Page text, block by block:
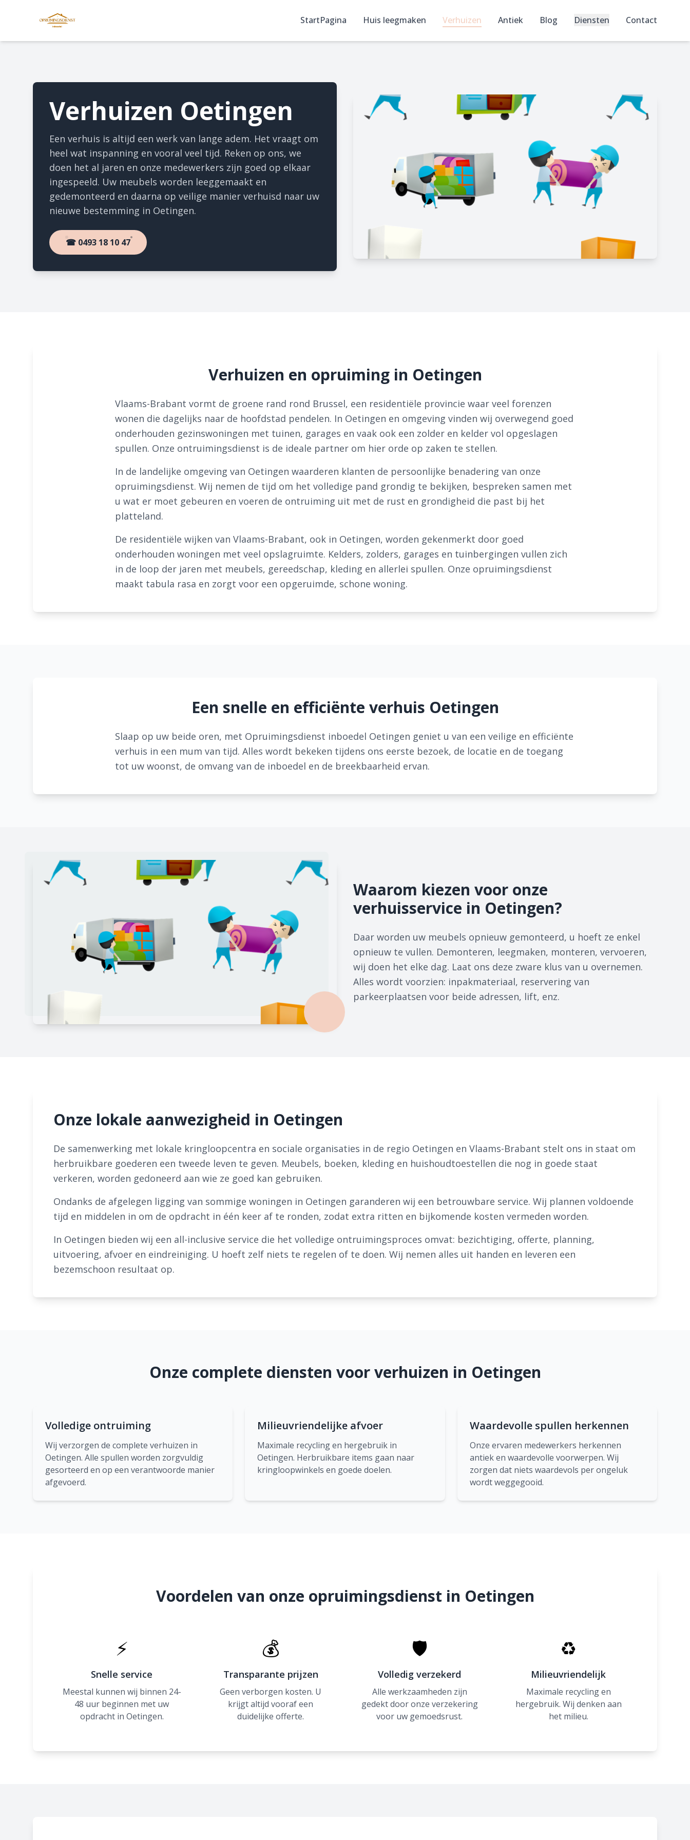
StartPagina Huis leegmaken Verhuizen Antiek Blog Diensten Contact
Verhuizen Oetingen
Een verhuis is altijd een werk van lange adem. Het vraagt om
heel wat inspanning en vooral veel tijd. Reken op ons, we
doen het al jaren en onze medewerkers zijn goed op elkaar
ingespeeld. Uw meubels worden leeggemaakt en
gedemonteerd en daarna op veilige manier verhuisd naar uw
nieuwe bestemming in Oetingen.
☎ 0493 18 10 47
Verhuizen en opruiming in Oetingen
Vlaams-Brabant vormt de groene rand rond Brussel, een residentiële provincie waar veel forenzen
wonen die dagelijks naar de hoofdstad pendelen. In Oetingen en omgeving vinden wij overwegend goed
onderhouden gezinswoningen met tuinen, garages en vaak ook een zolder en kelder vol opgeslagen
spullen. Onze ontruimingsdienst is de ideale partner om hier orde op zaken te stellen.
In de landelijke omgeving van Oetingen waarderen klanten de persoonlijke benadering van onze
opruimingsdienst. Wij nemen de tijd om het volledige pand grondig te bekijken, bespreken samen met
u wat er moet gebeuren en voeren de ontruiming uit met de rust en grondigheid die past bij het
platteland.
De residentiële wijken van Vlaams-Brabant, ook in Oetingen, worden gekenmerkt door goed
onderhouden woningen met veel opslagruimte. Kelders, zolders, garages en tuinbergingen vullen zich
in de loop der jaren met meubels, gereedschap, kleding en allerlei spullen. Onze opruimingsdienst
maakt tabula rasa en zorgt voor een opgeruimde, schone woning.
Een snelle en efficiënte verhuis Oetingen
Slaap op uw beide oren, met Opruimingsdienst inboedel Oetingen geniet u van een veilige en efficiënte
verhuis in een mum van tijd. Alles wordt bekeken tijdens ons eerste bezoek, de locatie en de toegang
tot uw woonst, de omvang van de inboedel en de breekbaarheid ervan.
Waarom kiezen voor onze
verhuisservice in Oetingen?
Daar worden uw meubels opnieuw gemonteerd, u hoeft ze enkel
opnieuw te vullen. Demonteren, leegmaken, monteren, vervoeren,
wij doen het elke dag. Laat ons deze zware klus van u overnemen.
Alles wordt voorzien: inpakmateriaal, reservering van
parkeerplaatsen voor beide adressen, lift, enz.
Onze lokale aanwezigheid in Oetingen
De samenwerking met lokale kringloopcentra en sociale organisaties in de regio Oetingen en Vlaams-Brabant stelt ons in staat om
herbruikbare goederen een tweede leven te geven. Meubels, boeken, kleding en huishoudtoestellen die nog in goede staat
verkeren, worden gedoneerd aan wie ze goed kan gebruiken.
Ondanks de afgelegen ligging van sommige woningen in Oetingen garanderen wij een betrouwbare service. Wij plannen voldoende
tijd en middelen in om de opdracht in één keer af te ronden, zodat extra ritten en bijkomende kosten vermeden worden.
In Oetingen bieden wij een all-inclusive service die het volledige ontruimingsproces omvat: bezichtiging, offerte, planning,
uitvoering, afvoer en eindreiniging. U hoeft zelf niets te regelen of te doen. Wij nemen alles uit handen en leveren een
bezemschoon resultaat op.
Onze complete diensten voor verhuizen in Oetingen
Volledige ontruiming
Wij verzorgen de complete verhuizen in
Oetingen. Alle spullen worden zorgvuldig
gesorteerd en op een verantwoorde manier
afgevoerd.
Milieuvriendelijke afvoer
Maximale recycling en hergebruik in
Oetingen. Herbruikbare items gaan naar
kringloopwinkels en goede doelen.
Waardevolle spullen herkennen
Onze ervaren medewerkers herkennen
antiek en waardevolle voorwerpen. Wij
zorgen dat niets waardevols per ongeluk
wordt weggegooid.
Voordelen van onze opruimingsdienst in Oetingen
⚡
Snelle service
Meestal kunnen wij binnen 24-
48 uur beginnen met uw
opdracht in Oetingen.
💰
Transparante prijzen
Geen verborgen kosten. U
krijgt altijd vooraf een
duidelijke offerte.
🛡
Volledig verzekerd
Alle werkzaamheden zijn
gedekt door onze verzekering
voor uw gemoedsrust.
♻
Milieuvriendelijk
Maximale recycling en
hergebruik. Wij denken aan
het milieu.